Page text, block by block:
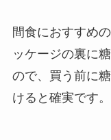
間食におすすめ
ッケージの裏に
ので、買う前に
けると確実です。